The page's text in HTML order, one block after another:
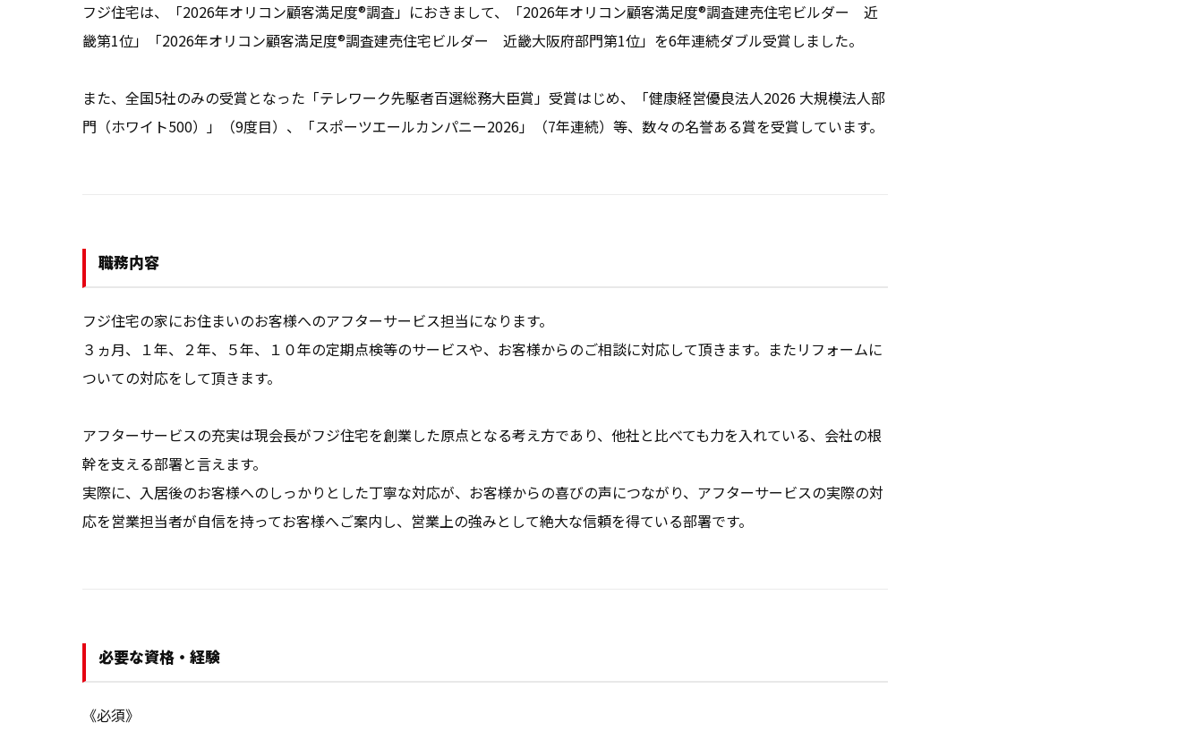
フジ住宅は、「2026年オリコン顧客満足度®調査」におきまして、「2026年オリコン顧客満足度®調査建売住宅ビルダー　近
畿第1位」「2026年オリコン顧客満足度®調査建売住宅ビルダー　近畿大阪府部門第1位」を6年連続ダブル受賞しました。
また、全国5社のみの受賞となった「テレワーク先駆者百選総務大臣賞」受賞はじめ、「健康経営優良法人2026 大規模法人部
門（ホワイト500）」（9度目）、「スポーツエールカンパニー2026」（7年連続）等、数々の名誉ある賞を受賞しています。
職務内容
フジ住宅の家にお住まいのお客様へのアフターサービス担当になります。
３ヵ月、１年、２年、５年、１０年の定期点検等のサービスや、お客様からのご相談に対応して頂きます。またリフォームに
ついての対応をして頂きます。
アフターサービスの充実は現会長がフジ住宅を創業した原点となる考え方であり、他社と比べても力を入れている、会社の根
幹を支える部署と言えます。
実際に、入居後のお客様へのしっかりとした丁寧な対応が、お客様からの喜びの声につながり、アフターサービスの実際の対
応を営業担当者が自信を持ってお客様へご案内し、営業上の強みとして絶大な信頼を得ている部署です。
必要な資格・経験
《必須》